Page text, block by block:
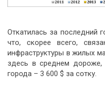
Откатилась за последний
что, скорее всего,
инфраструктуры в жилых
здесь в среднем дороже,
города – 3 600 $ за сотку.